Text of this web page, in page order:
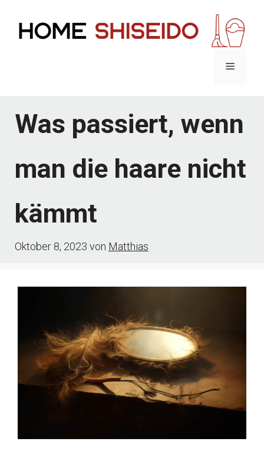
Inhalt
Menü
Was passiert, wenn
man die haare nicht
kämmt
Oktober 8, 2023 von Matthias